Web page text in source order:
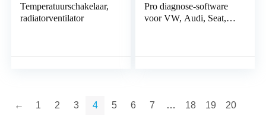
Temperatuurschakelaar,
radiatorventilator
Pro diagnose-software
voor VW, Audi, Seat,
← 1 2 3 4 5 6 7 … 18 19 20